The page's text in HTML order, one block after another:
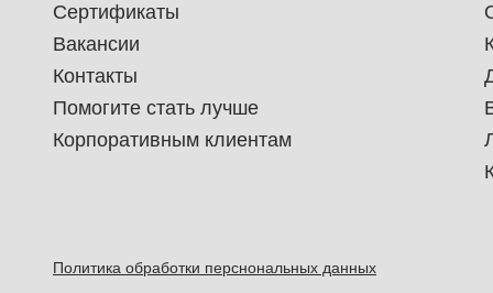
Сертификаты
Вакансии
Контакты
Помогите стать лучше
Корпоративным клиентам
Политика обработки перснональных данных